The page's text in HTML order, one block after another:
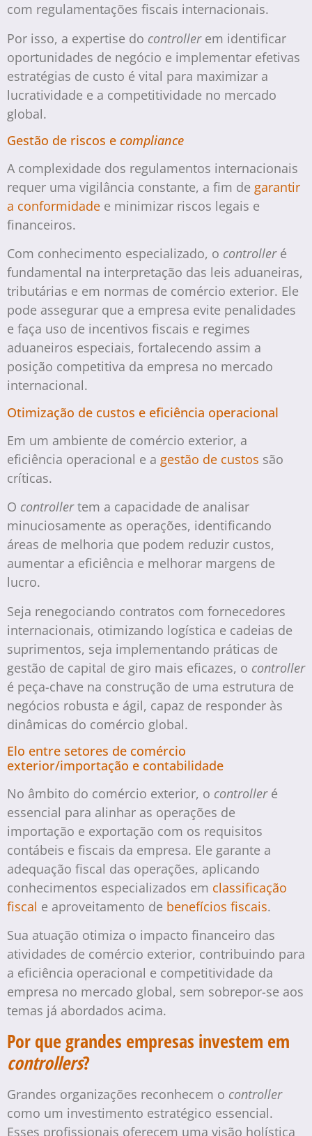
com regulamentações fiscais internacionais.
Por isso, a expertise do controllerem identificar
oportunidades de negócio e implementar efetivas
estratégias de custo é vital para maximizar a
lucratividade e a competitividade no mercado
global.
Gestão de riscos e compliance
A complexidade dos regulamentos internacionais
requer uma vigilância constante, a fim de garantir
a conformidade e minimizar riscos legais e
financeiros.
Com conhecimento especializado, o controlleré
fundamental na interpretação das leis aduaneiras,
tributárias e em normas de comércio exterior. Ele
pode assegurar que a empresa evite penalidades
e faça uso de incentivos fiscais e regimes
aduaneiros especiais, fortalecendo assim a
posição competitiva da empresa no mercado
internacional.
Otimização de custos e eficiência operacional
Em um ambiente de comércio exterior, a
eficiência operacional e a gestão de custos são
críticas.
O controllertem a capacidade de analisar
minuciosamente as operações, identificando
áreas de melhoria que podem reduzir custos,
aumentar a eficiência e melhorar margens de
lucro.
Seja renegociando contratos com fornecedores
internacionais, otimizando logística e cadeias de
suprimentos, seja implementando práticas de
gestão de capital de giro mais eficazes, o controller
é peça-chave na construção de uma estrutura de
negócios robusta e ágil, capaz de responder às
dinâmicas do comércio global.
Elo entre setores de comércio
exterior/importação e contabilidade
No âmbito do comércio exterior, o controlleré
essencial para alinhar as operações de
importação e exportação com os requisitos
contábeis e fiscais da empresa. Ele garante a
adequação fiscal das operações, aplicando
conhecimentos especializados em classificação
fiscal e aproveitamento de benefícios fiscais.
Sua atuação otimiza o impacto financeiro das
atividades de comércio exterior, contribuindo para
a eficiência operacional e competitividade da
empresa no mercado global, sem sobrepor-se aos
temas já abordados acima.
Por que grandes empresas investem em
controllers?
Grandes organizações reconhecem o controller
como um investimento estratégico essencial.
Esses profissionais oferecem uma visão holística